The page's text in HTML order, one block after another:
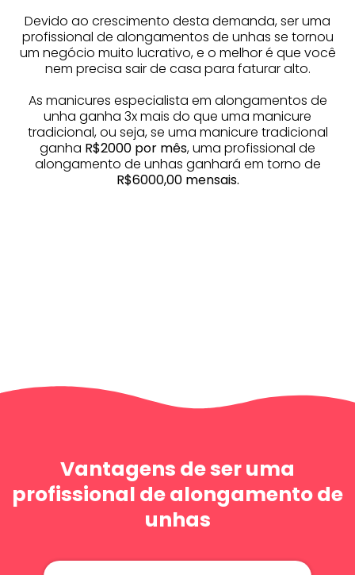
Devido ao crescimento desta demanda, ser uma
profissional de alongamentos de unhas se tornou
um negócio muito lucrativo, e o melhor é que você
nem precisa sair de casa para faturar alto.
As manicures especialista em alongamentos de
unha ganha 3x mais do que uma manicure
tradicional, ou seja, se uma manicure tradicional
ganha R$2000 por mês, uma profissional de
alongamento de unhas ganhará em torno de
R$6000,00 mensais.
Vantagens de ser uma
profissional de alongamento de
unhas